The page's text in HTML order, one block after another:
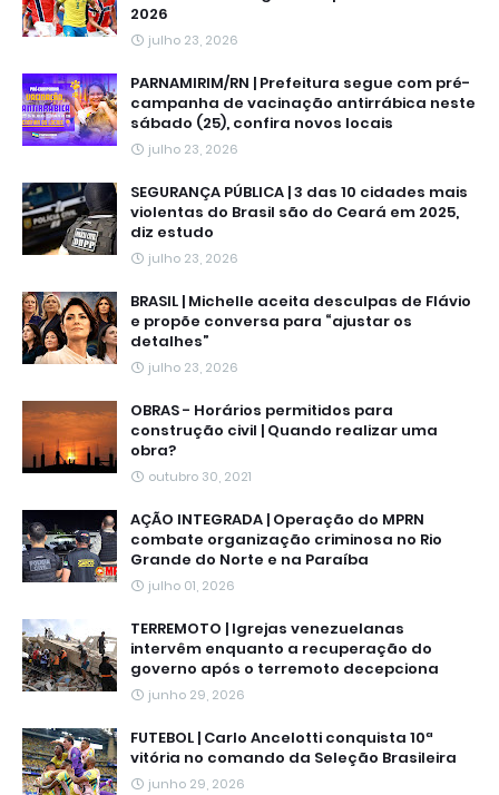
2026
julho 23, 2026
PARNAMIRIM/RN | Prefeitura segue com pré-
campanha de vacinação antirrábica neste
sábado (25), confira novos locais
julho 23, 2026
SEGURANÇA PÚBLICA | 3 das 10 cidades mais
violentas do Brasil são do Ceará em 2025,
diz estudo
julho 23, 2026
BRASIL | Michelle aceita desculpas de Flávio
e propõe conversa para “ajustar os
detalhes”
julho 23, 2026
OBRAS - Horários permitidos para
construção civil | Quando realizar uma
obra?
outubro 30, 2021
AÇÃO INTEGRADA | Operação do MPRN
combate organização criminosa no Rio
Grande do Norte e na Paraíba
julho 01, 2026
TERREMOTO | Igrejas venezuelanas
intervêm enquanto a recuperação do
governo após o terremoto decepciona
junho 29, 2026
FUTEBOL | Carlo Ancelotti conquista 10ª
vitória no comando da Seleção Brasileira
junho 29, 2026